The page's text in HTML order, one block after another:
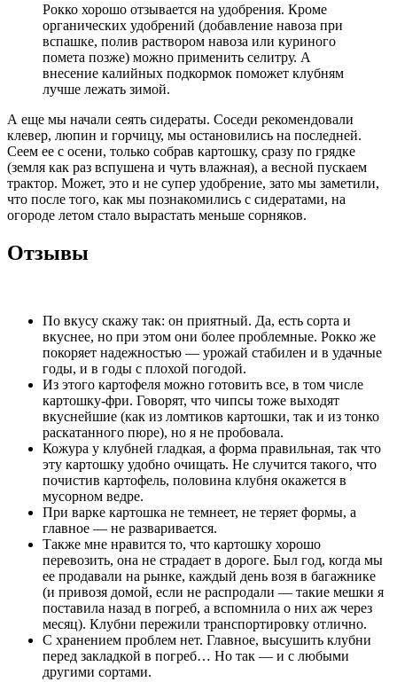
Рокко хорошо отзывается на удобрения. Кроме
органических удобрений (добавление навоза при
вспашке, полив раствором навоза или куриного
помета позже) можно применить селитру. А
внесение калийных подкормок поможет клубням
лучше лежать зимой.
А еще мы начали сеять сидераты. Соседи рекомендовали
клевер, люпин и горчицу, мы остановились на последней.
Сеем ее с осени, только собрав картошку, сразу по грядке
(земля как раз вспушена и чуть влажная), а весной пускаем
трактор. Может, это и не супер удобрение, зато мы заметили,
что после того, как мы познакомились с сидератами, на
огороде летом стало вырастать меньше сорняков.
Отзывы
По вкусу скажу так: он приятный. Да, есть сорта и
вкуснее, но при этом они более проблемные. Рокко же
покоряет надежностью — урожай стабилен и в удачные
годы, и в годы с плохой погодой.
Из этого картофеля можно готовить все, в том числе
картошку-фри. Говорят, что чипсы тоже выходят
вкуснейшие (как из ломтиков картошки, так и из тонко
раскатанного пюре), но я не пробовала.
Кожура у клубней гладкая, а форма правильная, так что
эту картошку удобно очищать. Не случится такого, что
почистив картофель, половина клубня окажется в
мусорном ведре.
При варке картошка не темнеет, не теряет формы, а
главное — не разваривается.
Также мне нравится то, что картошку хорошо
перевозить, она не страдает в дороге. Был год, когда мы
ее продавали на рынке, каждый день возя в багажнике
(и привозя домой, если не распродали — такие мешки я
поставила назад в погреб, а вспомнила о них аж через
месяц). Клубни пережили транспортировку отлично.
С хранением проблем нет. Главное, высушить клубни
перед закладкой в погреб… Но так — и с любыми
другими сортами.